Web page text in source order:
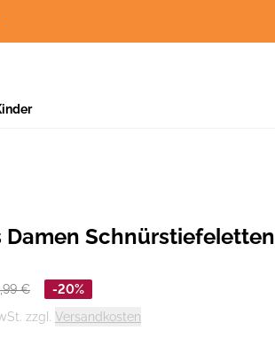
Damen Schnürstiefeletten
€
-20%
zzgl. Versandkosten